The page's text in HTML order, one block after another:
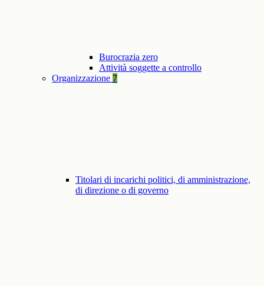
Burocrazia zero
Attività soggette a controllo
Organizzazione 7
Titolari di incarichi politici, di amministrazione,
di direzione o di governo